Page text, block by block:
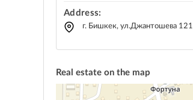
Address:
г. Бишкек, ул.Джантошева 121
Real estate on the map